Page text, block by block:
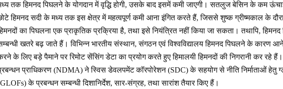
तक हिमनद पिघलने के योगदान में वृद्धि होगी, उसके बाद इसमें कमी जाएगी। सतलुज बेसिन के कम ऊंचाई
हिमनद सदी के मध्य तक इस क्षेत्र में महत्वपूर्ण कमी आना इंगित करते हैं, जिससे शुष्क ग्रीष्मकाल के
का पिघलना एक प्राकृतिक प्रक्रिया है, तथा इसे नियंत्रित नहीं किया जा सकता। तथापि,
खतरे बढ़ जाते हैं। विभिन्न भारतीय संस्थान, संगठन एवं विश्वविद्यालय हिमनद पिघलने के कारण
के लिए बड़े पैमाने पर रिमोट सेंसिंग डेटा का प्रयोग करते हुए हिमालयी हिमनदों की निगरानी कर रहे हैं।
प्राधिकरण (NDMA) ने स्विस डेवलपमेंट कॉरपोरेशन (SDC) के सहयोग से नीति निर्माताओं
के प्रबन्धन सम्बन्धी दिशानिर्देश, सार-संग्रह, तथा सारांश तैयार किए हैं।